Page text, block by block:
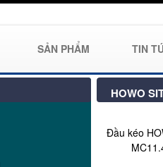
SẢN PHẨM TIN
HOWO
Đầu kéo